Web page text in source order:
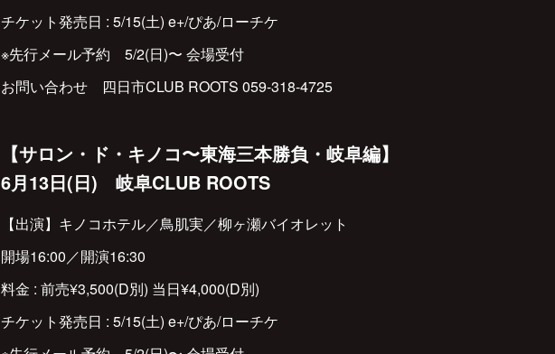
チケット発売日 : 5/15(土) e+/ぴあ/ローチケ
※先行メール予約 5/2(日)〜 会場受付
お問い合わせ 四日市CLUB ROOTS 059-318-4725
【サロン・ド・キノコ〜東海三本勝負・岐阜編】
6月13日(日) 岐阜CLUB ROOTS
【出演】キノコホテル／鳥肌実／柳ヶ瀬バイオレット
開場16:00／開演16:30
料金 : 前売¥3,500(D別) 当日¥4,000(D別)
チケット発売日 : 5/15(土) e+/ぴあ/ローチケ